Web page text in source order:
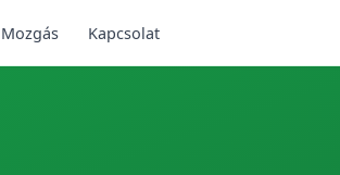
Mozgás Kapcsolat